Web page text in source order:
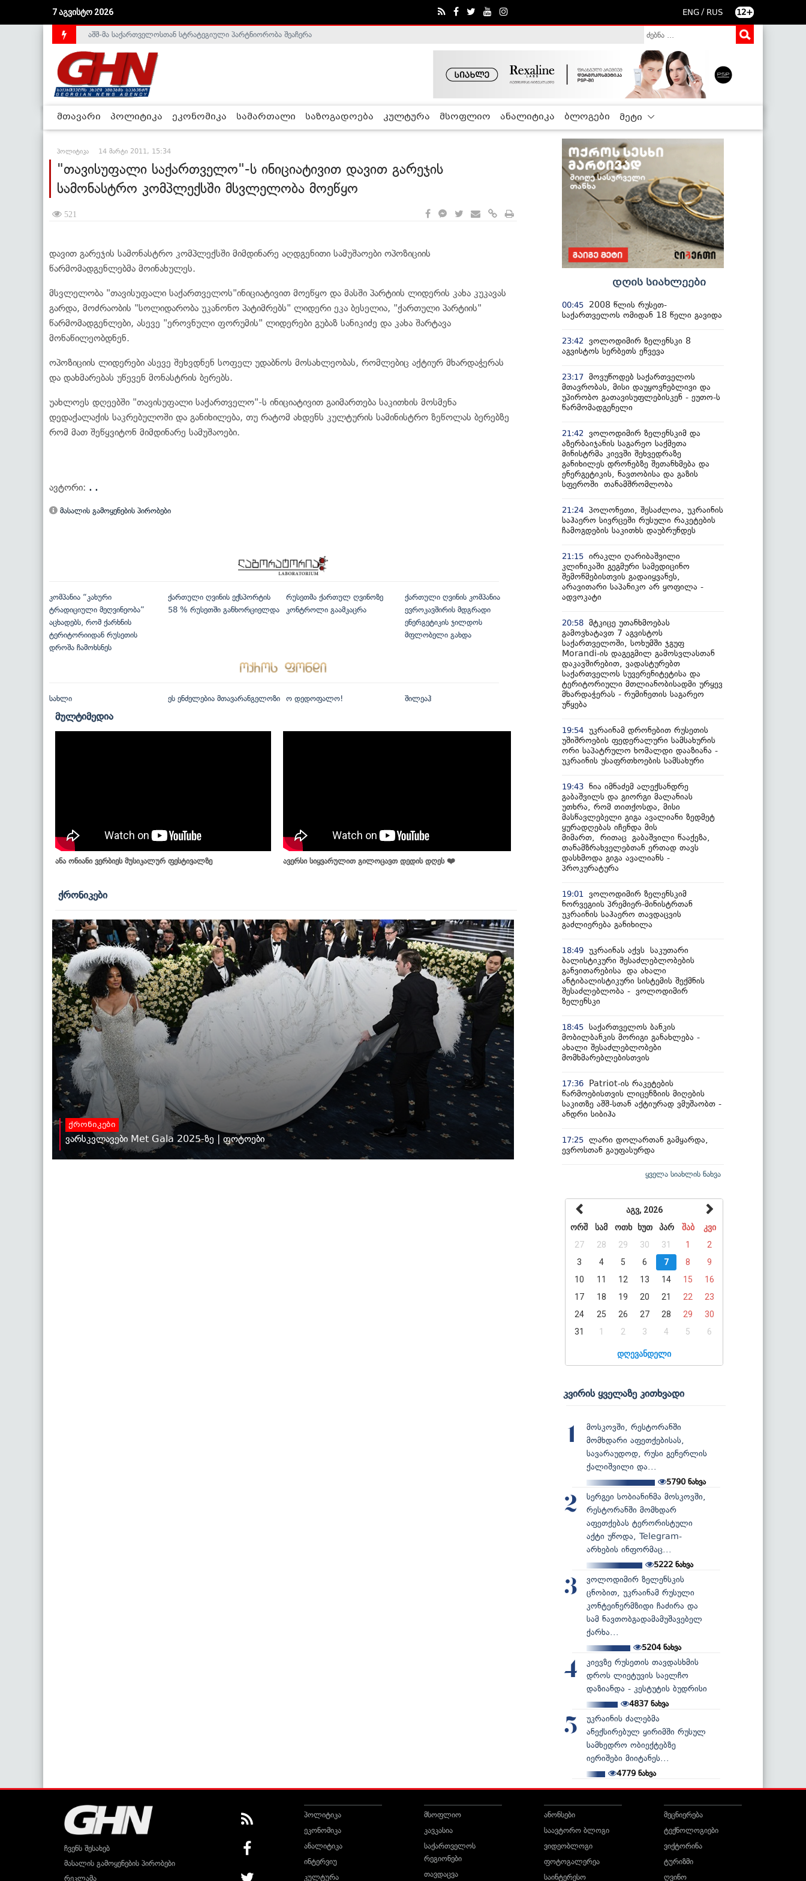
7 აგვისტო 2026 ENG / RUS 12+
საქართველოს დე-ფაქტო მთავრობა არალეგიტიმურია - ჰელსინკის კომისია
აშშ-მა საქართველოსთან სტრატეგიული პარტნიორობა შეაჩერა
მთავარი პოლიტიკა ეკონომიკა სამართალი საზოგადოება კულტურა მსოფლიო ანალიტიკა ბლოგები მეტი
პოლიტიკა 14 მარტი 2011, 15:34
"თავისუფალი საქართველო"-ს ინიციატივით დავით გარეჯის
სამონასტრო კომპლექსში მსვლელობა მოეწყო
521
დავით გარეჯის სამონასტრო კომპლექსში მიმდინარე აღდგენითი სამუშაოები ოპოზიციის
წარმომადგენლებმა მოინახულეს.
მსვლელობა "თავისუფალი საქართველოს"ინიციატივით მოეწყო და მასში პარტიის ლიდერის კახა კუკავას
გარდა, მოძრაობის "სოლიდარობა უკანონო პატიმრებს" ლიდერი ეკა ბესელია, "ქართული პარტიის"
წარმომადგენლები, ასევე "ეროვნული ფორუმის" ლიდერები გუბაზ სანიკიძე და კახა შარტავა
მონაწილეობდნენ.
ოპოზიციის ლიდერები ასევე შეხვდნენ სოფელ უდაბნოს მოსახლეობას, რომლებიც აქტიურ მხარდაჭერას
და დახმარებას უწევენ მონასტრის ბერებს.
უახლოეს დღეებში "თავისუფალი საქართველო"-ს ინიციატივით გაიმართება საკითხის მოსმენა
დედაქალაქის საკრებულოში და განიხილება, თუ რატომ ახდენს კულტურის სამინისტრო ზეწოლას ბერებზე
რომ მათ შეწყვიტონ მიმდინარე სამუშაოები.
ავტორი: . .
მასალის გამოყენების პირობები
კომპანია “კახური
ტრადიციული მეღვინეობა”
აცხადებს, რომ ქარხნის
ტერიტორიიდან რუსეთის
დროშა ჩამოხსნეს
ქართული ღვინის ექსპორტის
58 % რუსეთში განხორციელდა
რუსეთმა ქართულ ღვინოზე
კონტროლი გაამკაცრა
ქართული ღვინის კომპანია
ევროკავშირის მდგრადი
ენერგეტიკის ჯილდოს
მფლობელი გახდა
სახლი ეს ენძელებია მთავარანგელოზი ო დედოფალო! შილეაჰ
მულტიმედია
ანა ონიანი ვერბიეს მუსიკალურ ფესტივალზე ავერსი სიყვარულით გილოცავთ დედის დღეს ❤️
ქრონიკები
ქრონიკები
ვარსკვლავები Met Gala 2025-ზე | ფოტოები
დღის სიახლეები
00:45
2008 წლის რუსეთ-
საქართველოს ომიდან 18 წელი გავიდა
23:42
ვოლოდიმირ ზელენსკი 8
აგვისტოს სერბეთს ეწვევა
23:17 მოვუწოდებ საქართველოს
მთავრობას, მისი დაუყოვნებლივი და
უპირობო გათავისუფლებისკენ - ეუთო-ს
წარმომადგენელი
21:42
ვოლოდიმირ ზელენსკიმ და
აზერბაიჯანის საგარეო საქმეთა
მინისტრმა კიევში შეხვედრაზე
განიხილეს დრონებზე შეთანხმება და
ენერგეტიკის, ნავთობისა და გაზის
სფეროში თანამშრომლობა
21:24 პოლონეთი, შესაძლოა, უკრაინის
საჰაერო სივრცეში რუსული რაკეტების
ჩამოგდების საკითხს დაუბრუნდეს
21:15 ირაკლი ღარიბაშვილი
კლინიკაში გეგმური სამედიცინო
შემოწმებისთვის გადაიყვანეს,
არავითარი საპანიკო არ ყოფილა -
ადვოკატი
20:58 მტკიცე უთანხმოებას
გამოვხატავთ 7 აგვისტოს
საქართველოში, სოხუმში ჯგუფ
Morandi-ის დაგეგმილ გამოსვლასთან
დაკავშირებით, ვადასტურებთ
საქართველოს სუვერენიტეტისა და
ტერიტორიული მთლიანობისადმი ურყევ
მხარდაჭერას - რუმინეთის საგარეო
უწყება
19:54 უკრაინამ დრონებით რუსეთის
უშიშროების ფედერალური სამსახურის
ორი საპატრულო ხომალდი დააზიანა -
უკრაინის უსაფრთხოების სამსახური
19:43 ნია იმნაძემ ალექსანდრე
გაბაშვილს და გიორგი მალანიას
უთხრა, რომ თითქოსდა, მისი
მასწავლებელი გიგა ავალიანი ზედმეტ
ყურადღებას იჩენდა მის
მიმართ, რითაც გაბაშვილი წააქეზა,
თანამზრახველებთან ერთად თავს
დასხმოდა გიგა ავალიანს -
პროკურატურა
19:01
ვოლოდიმირ ზელენსკიმ
ნორვეგიის პრემიერ-მინისტრთან
უკრაინის საჰაერო თავდაცვის
გაძლიერება განიხილა
18:49 უკრაინას აქვს საკუთარი
ბალისტიკური შესაძლებლობების
განვითარებისა და ახალი
ანტიბალისტიკური სისტემის შექმნის
შესაძლებლობა - ვოლოდიმირ
ზელენსკი
18:45 საქართველოს ბანკის
მობილბანკის მორიგი განახლება -
ახალი შესაძლებლობები
მომხმარებლებისთვის
17:36
Patriot-ის რაკეტების
წარმოებისთვის ლიცენზიის მიღების
საკითზე აშშ-სთან აქტიურად ვმუშაობთ -
ანდრი სიბიჰა
17:25 ლარი დოლართან გამყარდა,
ევროსთან გაუფასურდა
ყველა სიახლის ნახვა
აგვ, 2026
ორშ
სამ ოთხ ხუთ პარ შაბ
კვი
27
28 29 30 31 1
2
3
4 5 6 7 8
9
10
11 12 13 14 15
16
17
18 19 20 21 22
23
24
25 26 27 28 29
30
31
1 2 3 4 5 6
დღევანდელი
კვირის ყველაზე კითხვადი
1
მოსკოვში, რესტორანში
მომხდარი აფეთქებისას,
სავარაუდოდ, რუსი გენერლის
ქალიშვილი და...
5790ნახვა
2
სერგეი სობიანინმა მოსკოვში,
რესტორანში მომხდარ
აფეთქებას ტერორისტული
აქტი უწოდა, Telegram-
არხების ინფორმაც...
5222 ნახვა
3
ვოლოდიმირ ზელენსკის
ცნობით, უკრაინამ რუსული
კონტეინერმზიდი ჩაძირა და
სამ ნავთობგადამამუშავებელ
ქარხა...
5204ნახვა
4
კიევზე რუსეთის თავდასხმის
დროს ლიეტუვის საელჩო
დაზიანდა - კესტუტის ბუდრისი
4837ნახვა
5
უკრაინის ძალებმა
ანექსირებულ ყირიმში რუსულ
სამხედრო ობიექტებზე
იერიშები მიიტანეს...
4779 ნახვა
ჩვენს შესახებ
მასალის გამოყენების პირობები
რეკლამა
პოლიტიკა
ეკონომიკა
ანალიტიკა
ინტერვიუ
კულტურა
მსოფლიო
კავკასია
საქართველოს
რეგიონები
თავდაცვა
ანონსები
საავტორო ბლოგი
ვიდეობლოგი
ფოტოგალერეა
საინტერესო
მეცნიერება
ტექნოლოგიები
ვიქტორინა
ტურიზმი
ღვინო